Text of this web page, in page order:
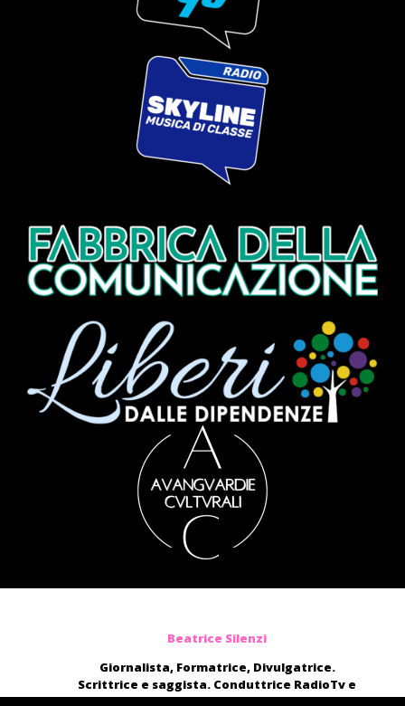
Beatrice Silenzi
Giornalista, Formatrice, Divulgatrice.
Scrittrice e saggista. Conduttrice RadioTv e
blogger.